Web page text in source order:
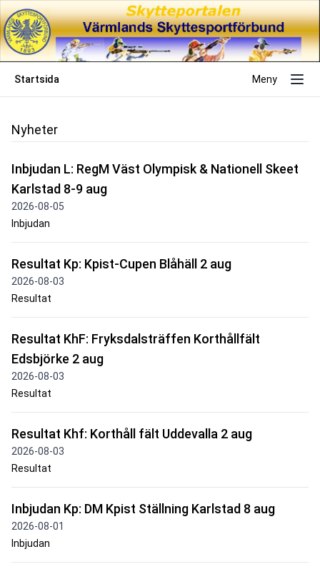
Startsida Meny
Nyheter
Inbjudan L: RegM Väst Olympisk & Nationell Skeet
Karlstad 8-9 aug
2026-08-05
Inbjudan
Resultat Kp: Kpist-Cupen Blåhäll 2 aug
2026-08-03
Resultat
Resultat KhF: Fryksdalsträffen Korthållfält
Edsbjörke 2 aug
2026-08-03
Resultat
Resultat Khf: Korthåll fält Uddevalla 2 aug
2026-08-03
Resultat
Inbjudan Kp: DM Kpist Ställning Karlstad 8 aug
2026-08-01
Inbjudan